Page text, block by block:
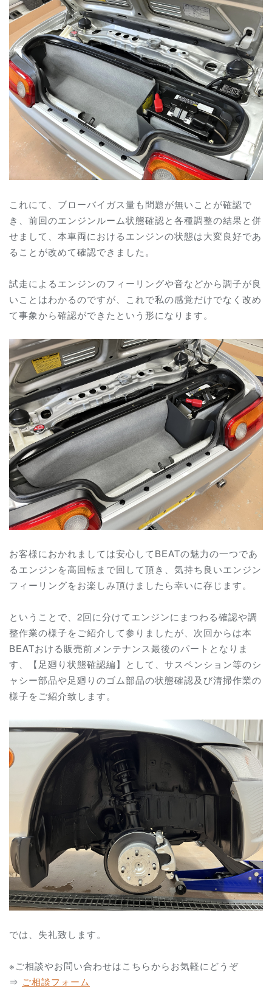
これにて、ブローバイガス量も問題が無いことが確認で
き、前回のエンジンルーム状態確認と各種調整の結果と併
せまして、本車両におけるエンジンの状態は大変良好であ
ることが改めて確認できました。
試走によるエンジンのフィーリングや音などから調子が良
いことはわかるのですが、これで私の感覚だけでなく改め
て事象から確認ができたという形になります。
お客様におかれましては安心してBEATの魅力の一つであ
るエンジンを高回転まで回して頂き、気持ち良いエンジン
フィーリングをお楽しみ頂けましたら幸いに存じます。
ということで、2回に分けてエンジンにまつわる確認や調
整作業の様子をご紹介して参りましたが、次回からは本
BEATおける販売前メンテナンス最後のパートとなりま
す、【足廻り状態確認編】として、サスペンション等のシ
ャシー部品や足廻りのゴム部品の状態確認及び清掃作業の
様子をご紹介致します。
では、失礼致します。
※ご相談やお問い合わせはこちらからお気軽にどうぞ
⇒ ご相談フォーム